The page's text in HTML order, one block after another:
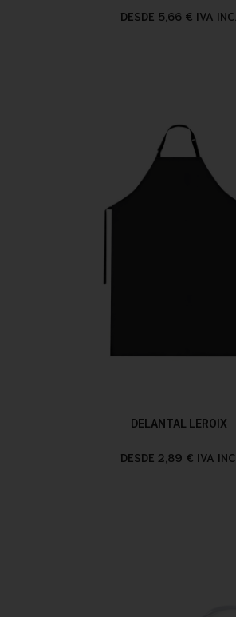
DESDE 5,66 € IVA INC.
DELANTAL LEROIX
DESDE 2,89 € IVA INC.